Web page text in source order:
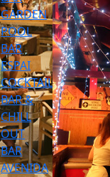
GARDEN
POOL
BAR
ESPAI
COCKTAIL
BAR &
CHILL
OUT
BAR
AVENIDA